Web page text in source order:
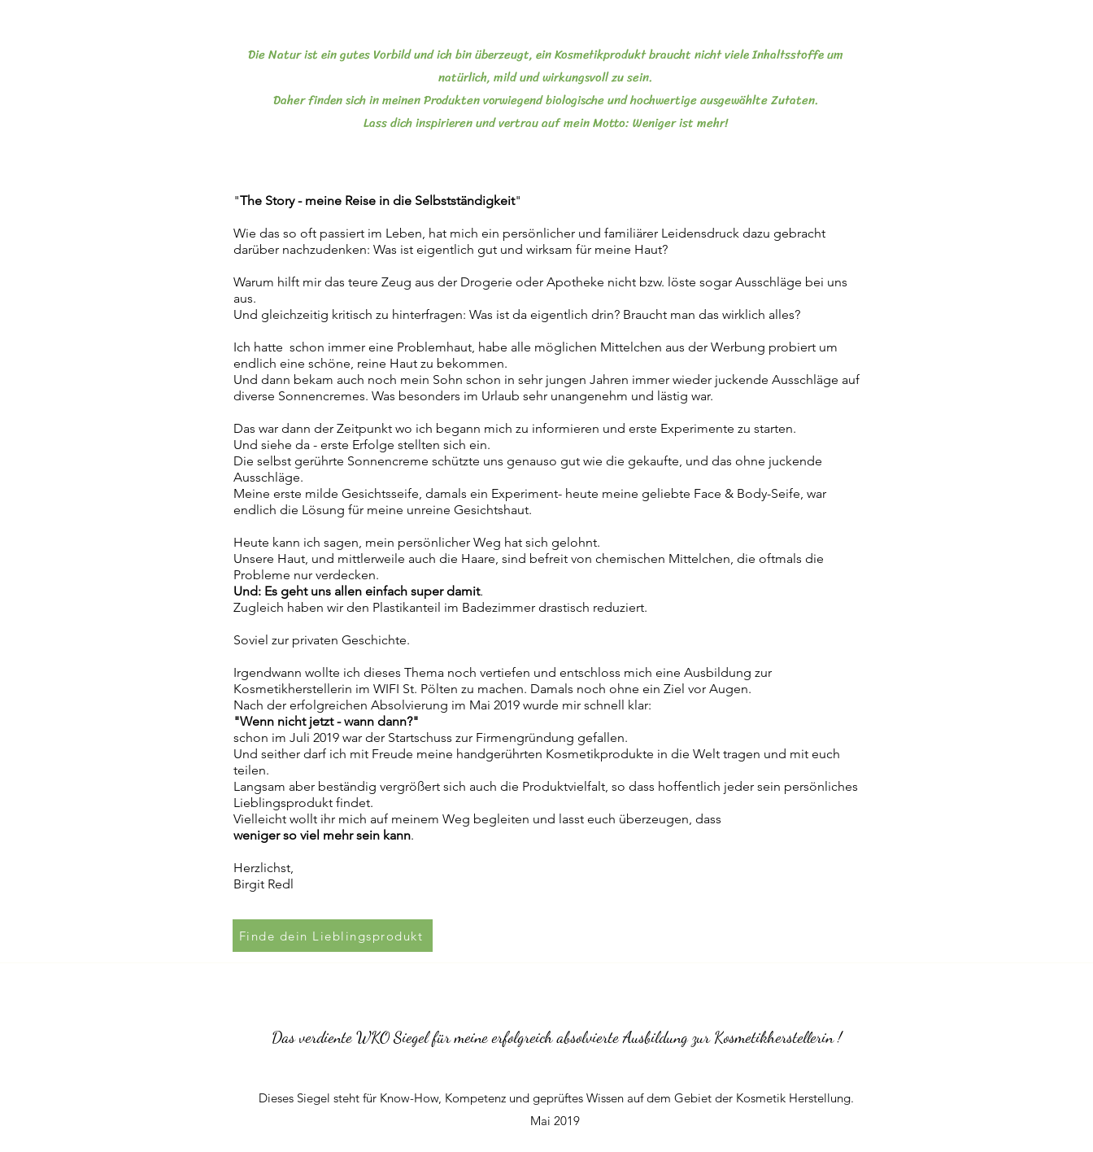
Die Natur ist ein gutes Vorbild und ich bin überzeugt, ein Kosmetikprodukt braucht nicht viele Inhaltsstoffe um
natürlich, mild und wirkungsvoll zu sein.
Daher finden sich in meinen Produkten vorwiegend biologische undhochwertige ausgewählte Zutaten.
Lass dich inspirieren und vertrau auf mein Motto: Weniger ist mehr!
"The Story - meine Reise in die Selbstständigkeit"
Wie das so oft passiert im Leben, hat mich ein persönlicher und familiärer Leidensdruck dazu gebracht
darüber nachzudenken: Was ist eigentlich gut und wirksam für meine Haut?
Warum hilft mir das teure Zeug aus der Drogerie oder Apotheke nicht bzw. löste sogar Ausschläge bei uns
aus.
Und gleichzeitig kritisch zu hinterfragen: Was ist da eigentlich drin? Braucht man das wirklich alles?
Ich hatte schon immer eine Problemhaut, habe alle möglichen Mittelchen aus der Werbung probiert um
endlich eine schöne, reine Haut zu bekommen.
Und dann bekam auch noch mein Sohn schon in sehr jungen Jahren immer wieder juckende Ausschläge auf
diverse Sonnencremes. Was besonders im Urlaub sehr unangenehm und lästig war.
Das war dann der Zeitpunkt wo ich begann mich zu informieren und erste Experimente zu starten.
Und siehe da - erste Erfolge stellten sich ein.
Die selbst gerührte Sonnencreme schützte uns genauso gut wie die gekaufte, und das ohne juckende
Ausschläge.
Meine erste milde Gesichtsseife, damals ein Experiment- heute meine geliebte Face & Body-Seife, war
endlich die Lösung für meine unreine Gesichtshaut.
Heute kann ich sagen, mein persönlicher Weg hat sich gelohnt.
Unsere Haut, und mittlerweile auch die Haare, sind befreit von chemischen Mittelchen, die oftmals die
Probleme nur verdecken.
Und: Es geht uns allen einfach super damit.
Zugleich haben wir den Plastikanteil im Badezimmer drastisch reduziert.
Soviel zur privaten Geschichte.
Irgendwann wollte ich dieses Thema noch vertiefen und entschloss mich eine Ausbildung zur
Kosmetikherstellerin im WIFI St. Pölten zu machen. Damals noch ohne ein Ziel vor Augen.
Nach der erfolgreichen Absolvierung im Mai 2019 wurde mir schnell klar:
"Wenn nicht jetzt - wann dann?"
schon im Juli 2019 war der Startschuss zur Firmengründung gefallen.
Und seither darf ich mit Freude meine handgerührten Kosmetikprodukte in die Welt tragen und mit euch
teilen.
Langsam aber beständig vergrößert sich auch die Produktvielfalt, so dass hoffentlich jeder sein persönliches
Lieblingsprodukt findet.
Vielleicht wollt ihr mich auf meinem Weg begleiten und lasst euch überzeugen, dass
weniger so viel mehr sein kann.
Herzlichst,
Birgit Redl
Finde dein Lieblingsprodukt
Das verdiente WKO Siegel für meine erfolgreich absolvierte Ausbildung zur Kosmetikherstellerin !
Dieses Siegel steht für Know-How, Kompetenz und geprüftes Wissen auf dem Gebiet der Kosmetik Herstellung.
Mai 2019